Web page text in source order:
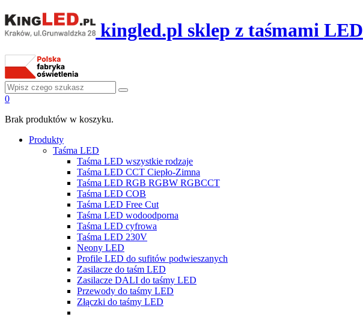
kingled.pl sklep z taśmami LED
0
Brak produktów w koszyku.
Produkty
Taśma LED
Taśma LED wszystkie rodzaje
Taśma LED CCT Ciepło-Zimna
Taśma LED RGB RGBW RGBCCT
Taśma LED COB
Taśma LED Free Cut
Taśma LED wodoodporna
Taśma LED cyfrowa
Taśma LED 230V
Neony LED
Profile LED do sufitów podwieszanych
Zasilacze do taśm LED
Zasilacze DALI do taśmy LED
Przewody do taśmy LED
Złączki do taśmy LED